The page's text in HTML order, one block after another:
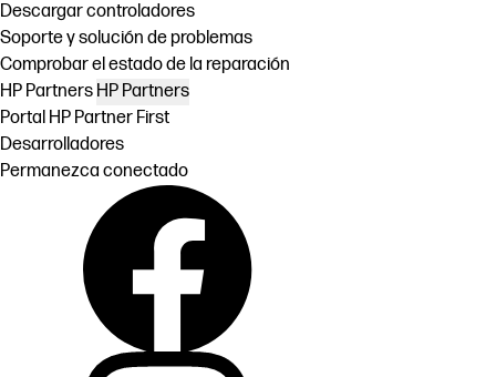
Descargar controladores
Soporte y solución de problemas
Comprobar el estado de la reparación
HP Partners HP Partners
Portal HP Partner First
Desarrolladores
Permanezca conectado